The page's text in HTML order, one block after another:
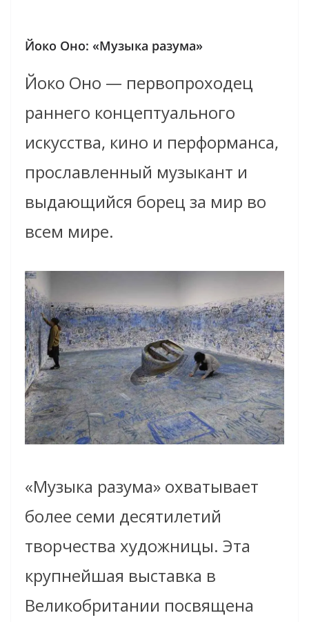
Йоко Оно: «Музыка разума»
Йоко Оно — первопроходец
раннего концептуального
искусства, кино и перформанса,
прославленный музыкант и
выдающийся борец за мир во
всем мире.
«Музыка разума» охватывает
более семи десятилетий
творчества художницы. Эта
крупнейшая выставка в
Великобритании посвящена